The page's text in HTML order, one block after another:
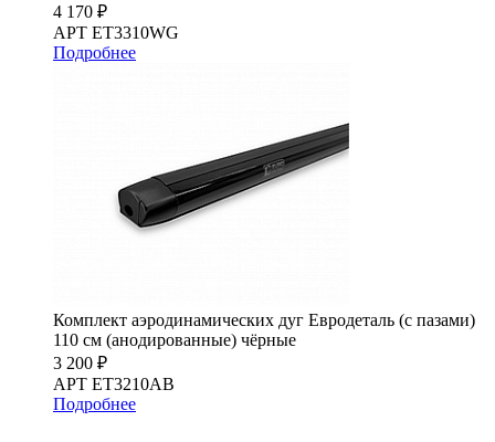
4 170 ₽
АРТ ET3310WG
Подробнее
Комплект аэродинамических дуг Евродеталь (с пазами)
110 см (анодированные) чёрные
3 200 ₽
АРТ ET3210AB
Подробнее